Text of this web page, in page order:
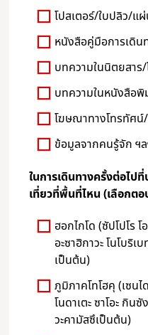
โปสเตอร์/ใบปลิว/แ
หนังสือคู่มือการเดิน
บทความในนิตยสา
บทความในหนังสือ
โฆษณาทางโทรทัศน์
ข้อมูลจากคนรู้จัก ฯ
ในการเดินทางครั้งต่อไป
เที่ยวที่พื้นที่ไหน (เลือกต
ฮอกไกโด (ซัปโปโร โ
อะซาฮิกาวะ โนโบริเ
เป็นต้น)
ภูมิภาคโทโฮคุ (เซนไ
โนดาเตะ ซาโอะ กินซั
วะคามัสซึเป็นต้น)